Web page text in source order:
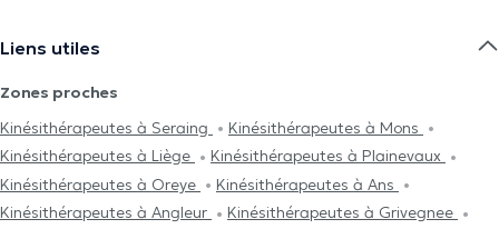
Liens utiles
Zones proches
Kinésithérapeutes à Seraing
Kinésithérapeutes à Mons
Kinésithérapeutes à Liège
Kinésithérapeutes à Plainevaux
Kinésithérapeutes à Oreye
Kinésithérapeutes à Ans
Kinésithérapeutes à Angleur
Kinésithérapeutes à Grivegnee